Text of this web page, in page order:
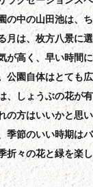
の中の山田池は、ち
月は、枚方八景に選
が高く、早い時間に
公園自体はとても広
、しょうぶの花が有
の方はいいかと思い
季節のいい時期はバ
折々の花と緑を楽し